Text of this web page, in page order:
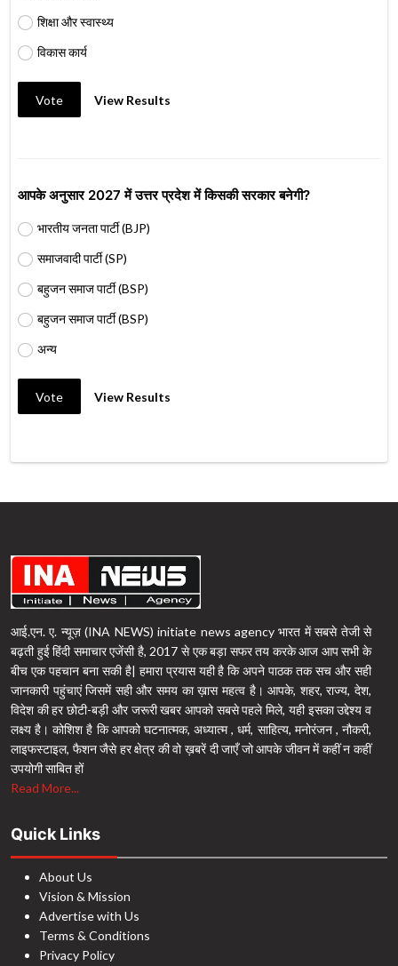
शिक्षा और स्वास्थ्य
विकास कार्य
Vote View Results
आपके अनुसार 2027 में उत्तर प्रदेश में किसकी सरकार बनेगी?
भारतीय जनता पार्टी (BJP)
समाजवादी पार्टी (SP)
बहुजन समाज पार्टी (BSP)
बहुजन समाज पार्टी (BSP)
अन्य
Vote View Results
आई.एन. ए. न्यूज़ (INA NEWS) initiate news agency भारत में सबसे तेजी से
बढ़ती हुई हिंदी समाचार एजेंसी है, 2017 से एक बड़ा सफर तय करके आज आप सभी के
बीच एक पहचान बना सकी है| हमारा प्रयास यही है कि अपने पाठक तक सच और सही
जानकारी पहुंचाएं जिसमें सही और समय का ख़ास महत्व है। आपके, शहर, राज्य, देश,
विदेश की हर छोटी-बड़ी और जरूरी खबर आपको सबसे पहले मिले, यही इसका उद्देश्य व
लक्ष्य है। कोशिश है कि आपको घटनात्मक, अध्यात्म , धर्म, साहित्य, मनोरंजन , नौकरी,
लाइफस्टाइल, फैशन जैसे हर क्षेत्र की वो ख़बरें दी जाएँ जो आपके जीवन में कहीं न कहीं
उपयोगी साबित हों
Read More...
Quick Links
About Us
Vision & Mission
Advertise with Us
Terms & Conditions
Privacy Policy